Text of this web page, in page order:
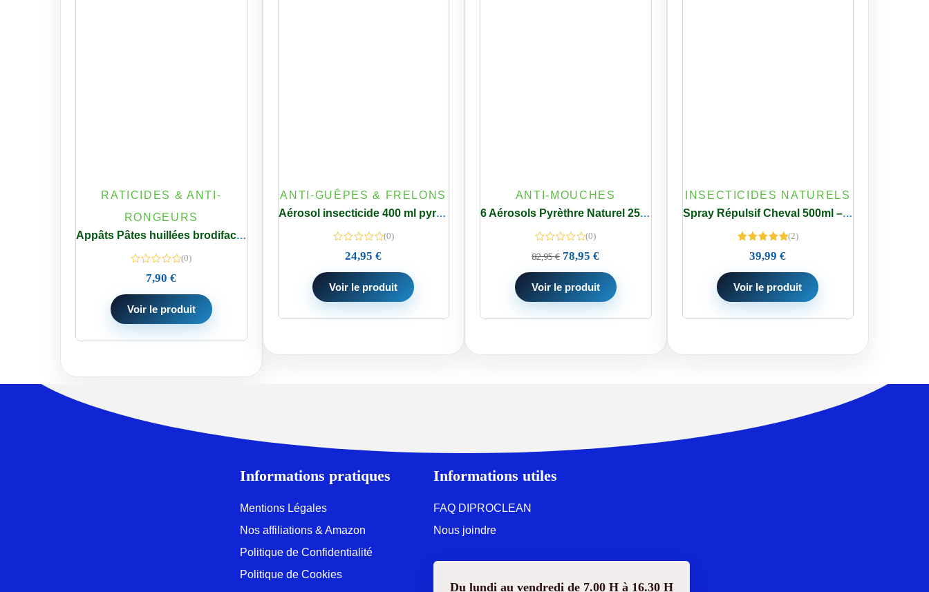
RATICIDES & ANTI-
RONGEURS
Appâts Pâtes huillées brodifacoum Anti Rats et Souris Élimine Rats Noirs & Bruns 25 PPM
(0)
7,90€
Voir le produit
ANTI-GUÊPES & FRELONS
Aérosol insecticide 400 ml pyrèthre renforcé – Mouches & Moustiques
(0)
24,95€
Voir le produit
ANTI-MOUCHES
6 Aérosols Pyrèthre Naturel 250ml Prodifa + Diffuseur automatique
(0)
82,95€ 78,95€
Voir le produit
INSECTICIDES NATURELS
Spray Répulsif Cheval 500ml – Mouches – Taons Protecta®
sur 5
(2)
39,99€
Voir le produit
Informations pratiques
Mentions Légales
Nos affiliations & Amazon
Politique de Confidentialité
Politique de Cookies
Informations utiles
FAQ DIPROCLEAN
Nous joindre
Du lundi au vendredi de 7.00 H à 16.30 H